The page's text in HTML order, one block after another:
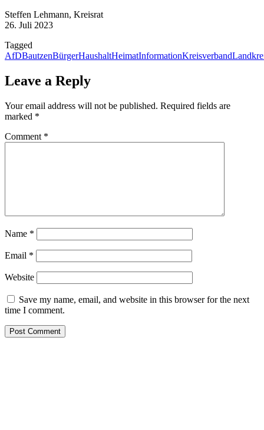
Steffen Lehmann, Kreisrat
26. Juli 2023
Tagged
AfDBautzenBürgerHaushaltHeimatInformationKreisverband
Leave a Reply
Your email address will not be published. Required fields are
marked *
Comment *
Name *
Email *
Website
Save my name, email, and website in this browser for the next
time I comment.